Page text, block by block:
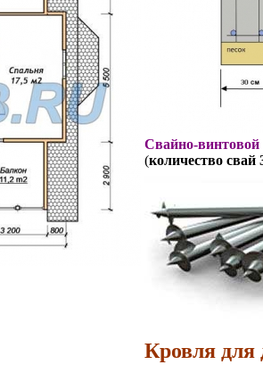
Свайно-винтовой
(количество свай
Кровля для